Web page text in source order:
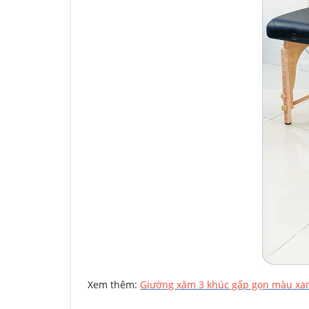
Xem thêm: Giường xăm 3 khúc gấp gọn màu